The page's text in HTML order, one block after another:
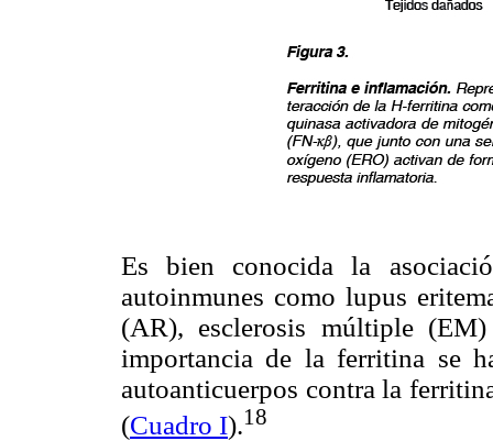
Es bien conocida la
autoinmunes como lupus
(AR), esclerosis múltiple
importancia de la ferritina se
autoanticuerpos contra la
(Cuadro I).18